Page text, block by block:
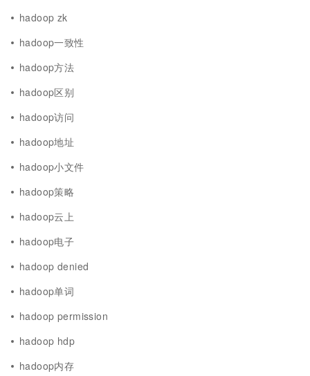
hadoop zk
hadoop一致性
hadoop方法
hadoop区别
hadoop访问
hadoop地址
hadoop小文件
hadoop策略
hadoop云上
hadoop电子
hadoop denied
hadoop单词
hadoop permission
hadoop hdp
hadoop内存